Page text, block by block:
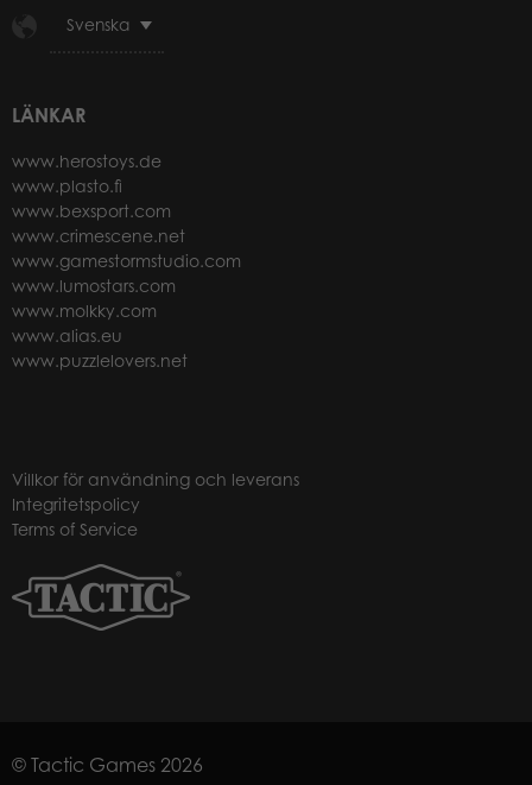
Svenska
LÄNKAR
www.herostoys.de
www.plasto.fi
www.bexsport.com
www.crimescene.net
www.gamestormstudio.com
www.lumostars.com
www.molkky.com
www.alias.eu
www.puzzlelovers.net
Villkor för användning och leverans
Integritetspolicy
Terms of Service
© Tactic Games 2026